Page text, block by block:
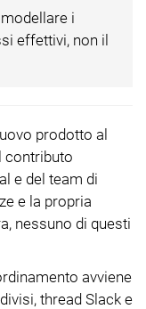
i
effettivi, non il
prodotto al
contributo
e del team di
e la propria
nessuno di questi
avviene
thread Slack e